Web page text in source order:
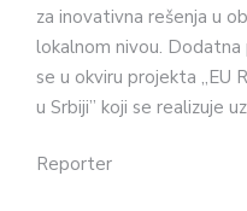
za inovativna rešenja u
lokalnom nivou. Dodatna
se u okviru projekta „EU
u Srbiji” koji se realizuje
Reporter